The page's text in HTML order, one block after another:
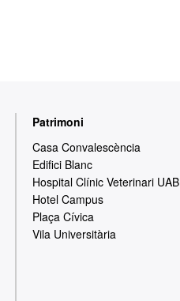
Patrimoni
Casa Convalescència
Edifici Blanc
Hospital Clínic Veterinari UAB
Hotel Campus
Plaça Cívica
Vila Universitària